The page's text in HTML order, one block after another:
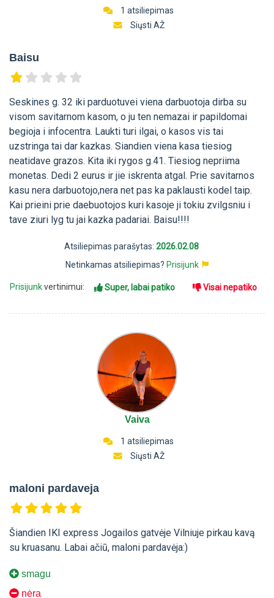
1 atsiliepimas
Siųsti AŽ
Baisu
Seskines g. 32 iki parduotuvei viena darbuotoja dirba su
visom savitarnom kasom, o ju ten nemazai ir papildomai
begioja i infocentra. Laukti turi ilgai, o kasos vis tai
uzstringa tai dar kazkas. Siandien viena kasa tiesiog
neatidave grazos. Kita iki rygos g.41. Tiesiog nepriima
monetas. Dedi 2 eurus ir jie iskrenta atgal. Prie savitarnos
kasu nera darbuotojo,nera net pas ka paklausti kodel taip.
Kai prieini prie daebuotojos kuri kasoje ji tokiu zvilgsniu i
tave ziuri lyg tu jai kazka padariai. Baisu!!!!
Atsiliepimas parašytas: 2026.02.08
Netinkamas atsiliepimas? Prisijunk
Prisijunkvertinimui: Super, labai patiko Visai nepatiko
Vaiva
1 atsiliepimas
Siųsti AŽ
maloni pardaveja
Šiandien IKI express Jogailos gatvėje Vilniuje pirkau kavą
su kruasanu. Labai ačiū, maloni pardavėja:)
smagu
nėra